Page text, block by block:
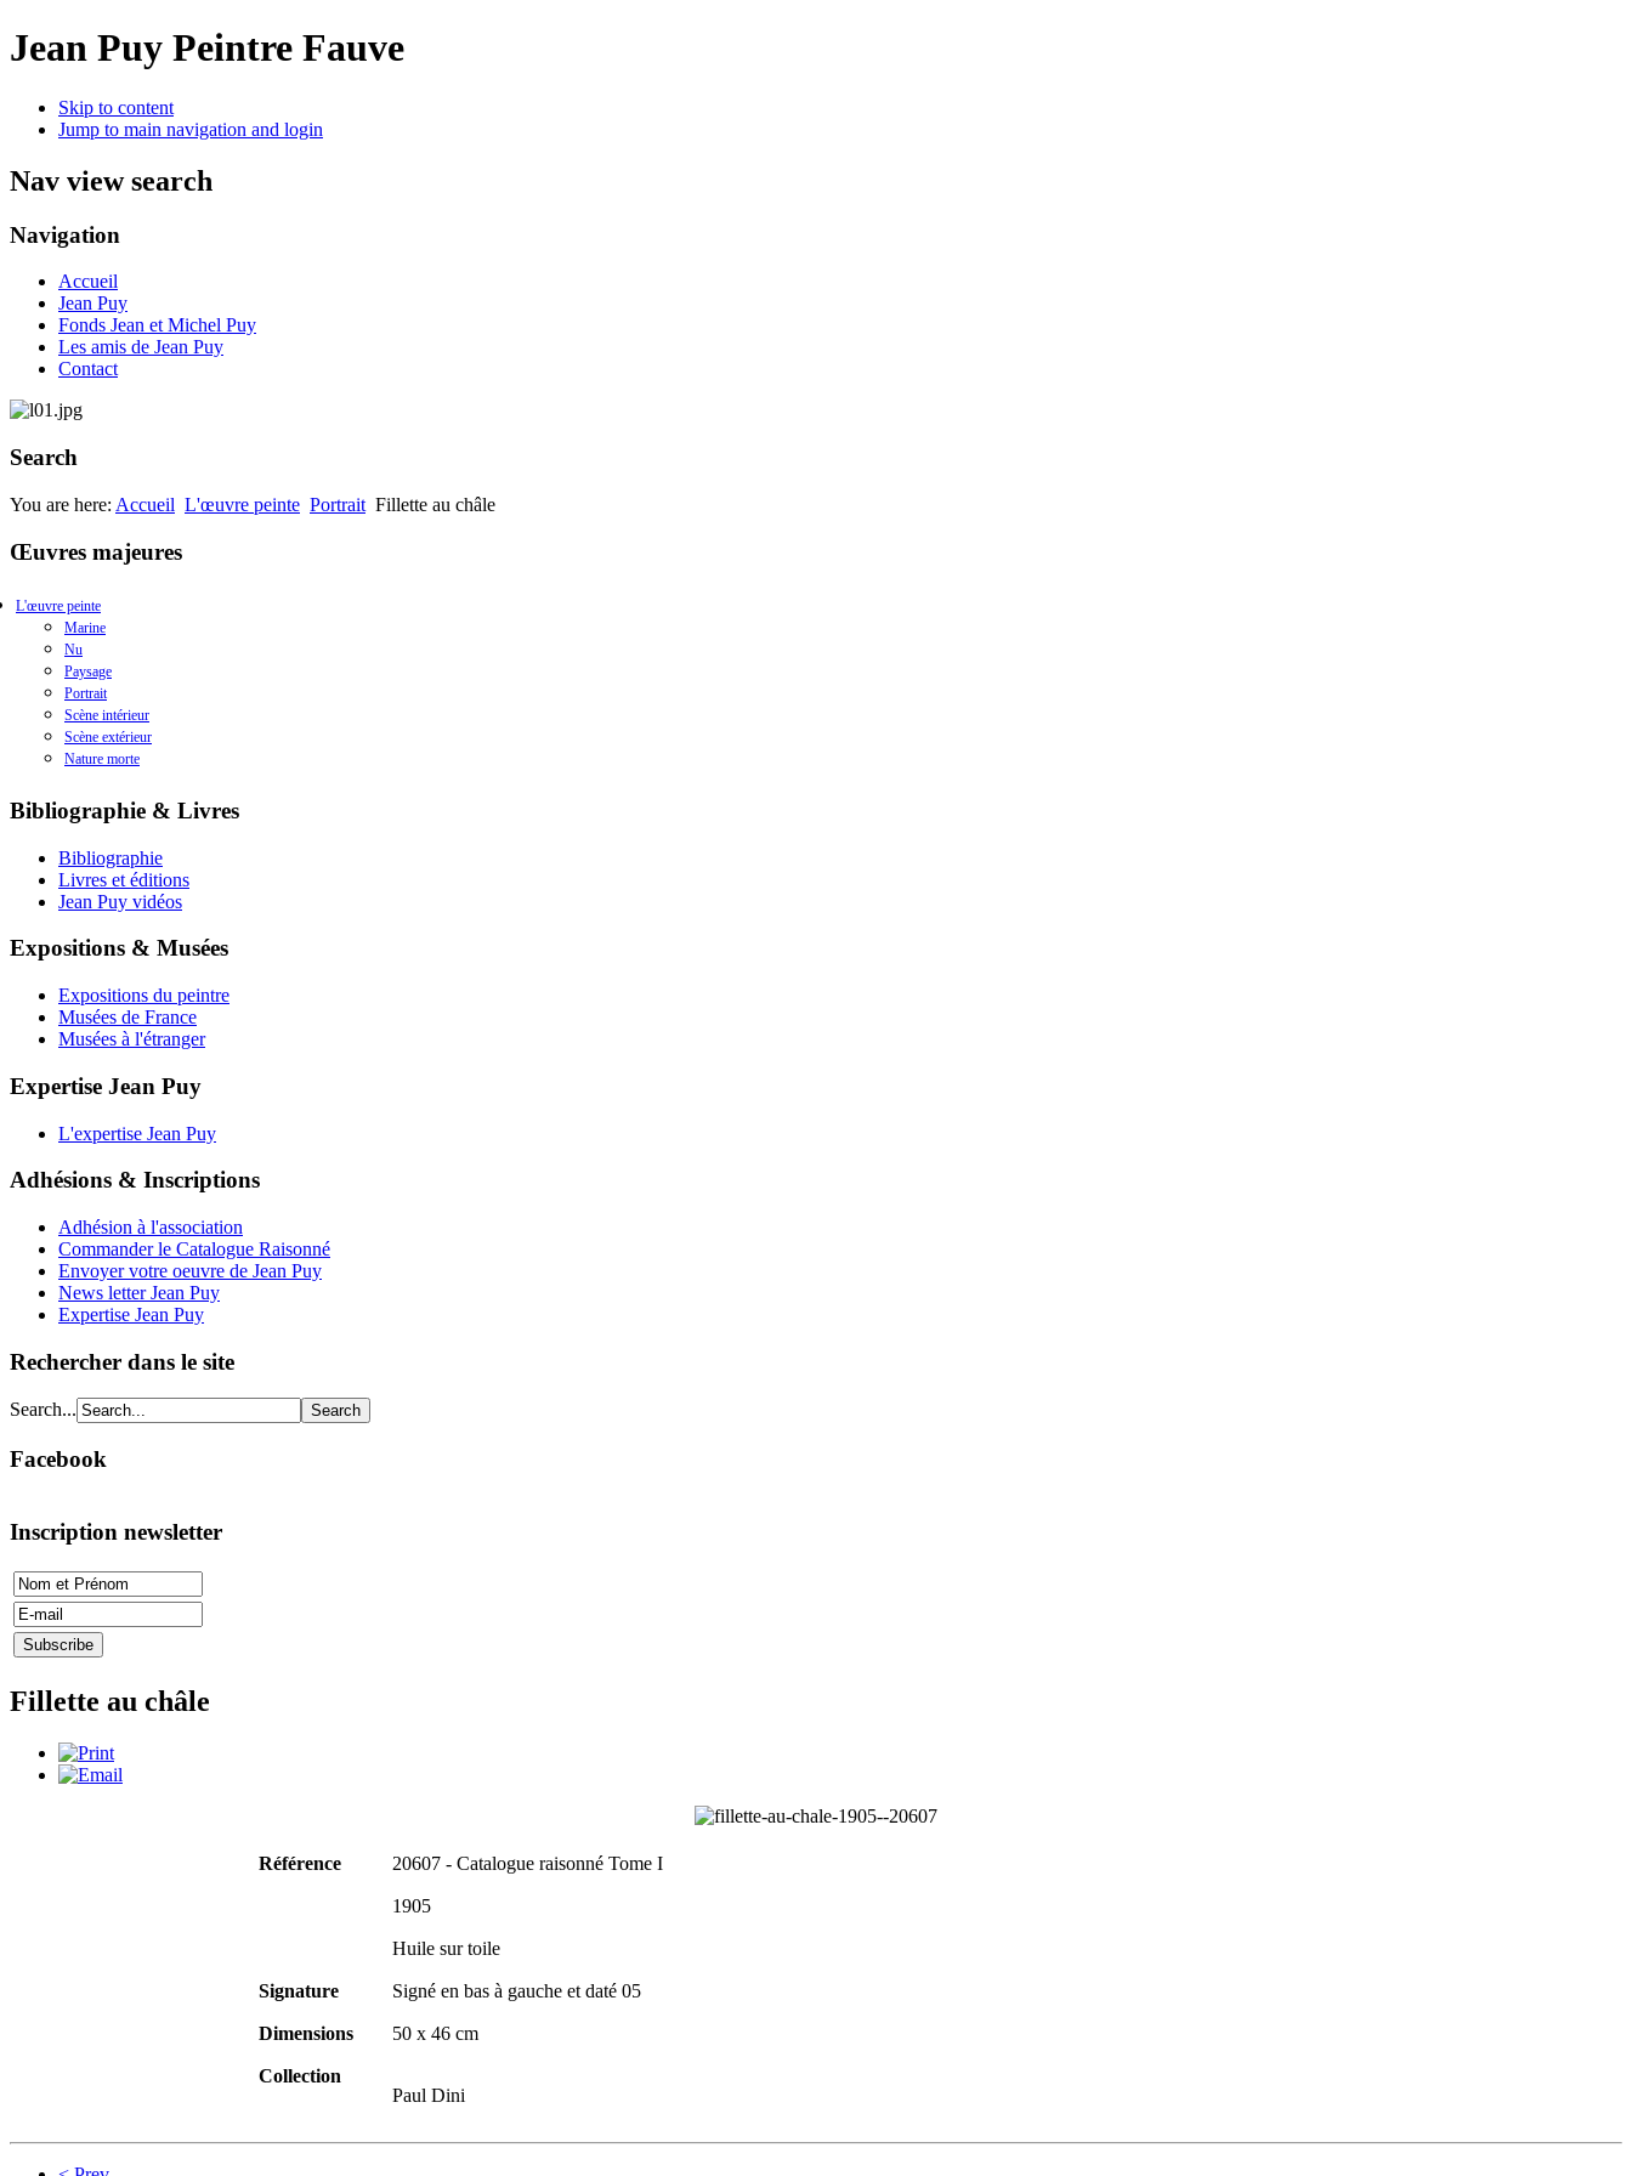
Jean Puy Peintre Fauve
Skip to content
Jump to main navigation and login
Nav view search
Navigation
Accueil
Jean Puy
Fonds Jean et Michel Puy
Les amis de Jean Puy
Contact
Search
You are here: Accueil L'œuvre peinte Portrait Fillette au châle
Œuvres majeures
L'œuvre peinte
Marine
Nu
Paysage
Portrait
Scène intérieur
Scène extérieur
Nature morte
Bibliographie & Livres
Bibliographie
Livres et éditions
Jean Puy vidéos
Expositions & Musées
Expositions du peintre
Musées de France
Musées à l'étranger
Expertise Jean Puy
L'expertise Jean Puy
Adhésions & Inscriptions
Adhésion à l'association
Commander le Catalogue Raisonné
Envoyer votre oeuvre de Jean Puy
News letter Jean Puy
Expertise Jean Puy
Rechercher dans le site
Search...
Facebook
Inscription newsletter
Fillette au châle
Référence 20607 - Catalogue raisonné Tome I
1905
Huile sur toile
Signature Signé en bas à gauche et daté 05
Dimensions 50 x 46 cm
Collection
Paul Dini